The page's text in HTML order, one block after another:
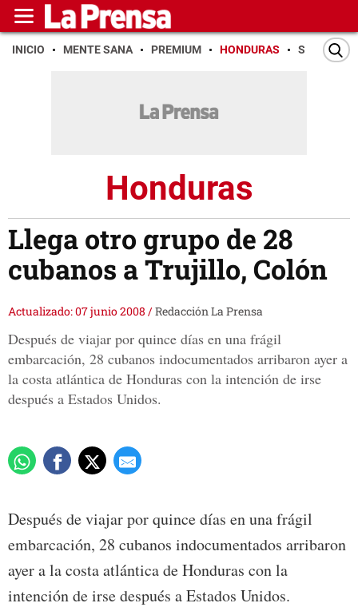
INICIO MENTE SANA PREMIUM HONDURAS SAN PEDRO
Honduras
Llega otro grupo de 28
cubanos a Trujillo, Colón
Actualizado: 07 junio 2008 /Redacción La Prensa
Después de viajar por quince días en una frágil
embarcación, 28 cubanos indocumentados arribaron ayer a
la costa atlántica de Honduras con la intención de irse
después a Estados Unidos.
Después de viajar por quince días en una frágil
embarcación, 28 cubanos indocumentados arribaron
ayer a la costa atlántica de Honduras con la
intención de irse después a Estados Unidos.